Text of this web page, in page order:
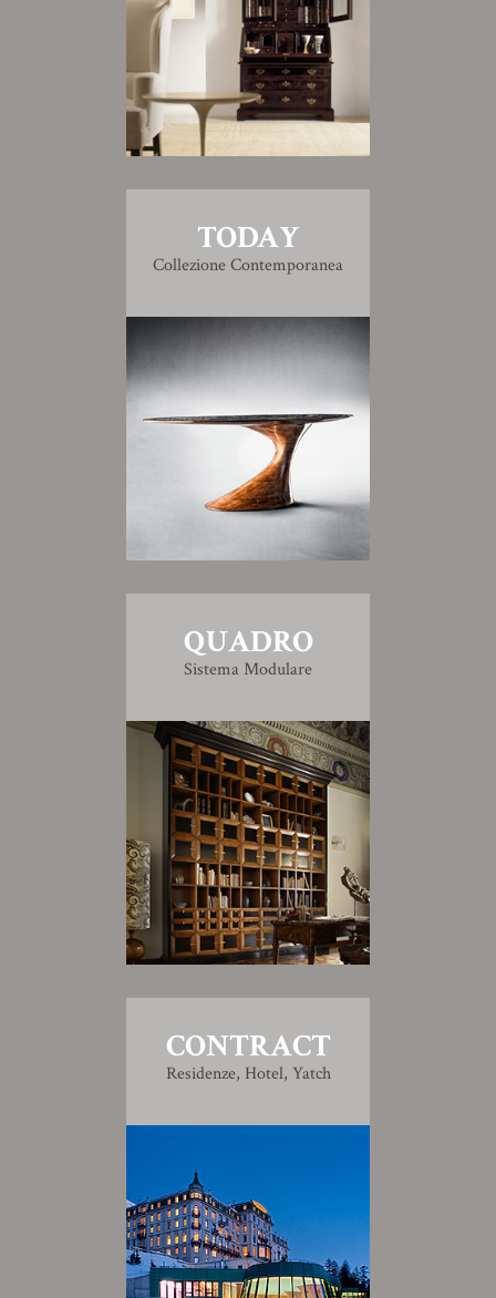
TODAY
Collezione Contemporanea
QUADRO
Sistema Modulare
CONTRACT
Residenze, Hotel, Yatch